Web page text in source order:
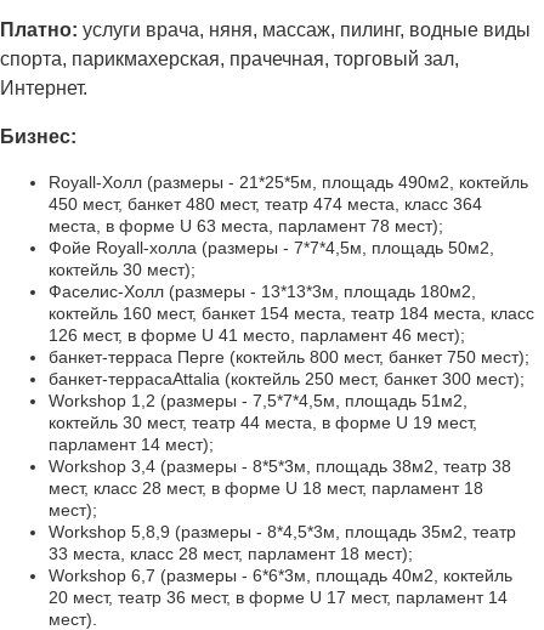
Платно: услуги врача, няня, массаж, пилинг, водные виды
спорта, парикмахерская, прачечная, торговый зал,
Интернет.
Бизнес:
Royall-Холл (размеры - 21*25*5м, площадь 490м2, коктейль
450 мест, банкет 480 мест, театр 474 места, класс 364
места, в форме U 63 места, парламент 78 мест);
Фойе Royall-холла (размеры - 7*7*4,5м, площадь 50м2,
коктейль 30 мест);
Фаcелис-Холл (размеры - 13*13*3м, площадь 180м2,
коктейль 160 мест, банкет 154 места, театр 184 места, класс
126 мест, в форме U 41 место, парламент 46 мест);
банкет-терраса Перге (коктейль 800 мест, банкет 750 мест);
банкет-террасаAttalia (коктейль 250 мест, банкет 300 мест);
Workshop 1,2 (размеры - 7,5*7*4,5м, площадь 51м2,
коктейль 30 мест, театр 44 места, в форме U 19 мест,
парламент 14 мест);
Workshop 3,4 (размеры - 8*5*3м, площадь 38м2, театр 38
мест, класс 28 мест, в форме U 18 мест, парламент 18
мест);
Workshop 5,8,9 (размеры - 8*4,5*3м, площадь 35м2, театр
33 места, класс 28 мест, парламент 18 мест);
Workshop 6,7 (размеры - 6*6*3м, площадь 40м2, коктейль
20 мест, театр 36 мест, в форме U 17 мест, парламент 14
мест).